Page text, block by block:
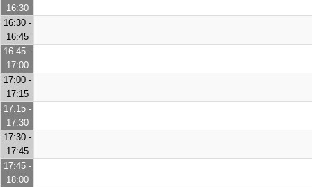
16:30
16:30 -
16:45
16:45 -
17:00
17:00 -
17:15
17:15 -
17:30
17:30 -
17:45
17:45 -
18:00